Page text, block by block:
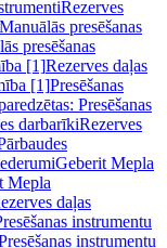
Rezerves
Manuālās presēšanas
presēšanas
[1]Rezerves daļas
[1]Presēšanas
Presēšanas
darbarīkiRezerves
Geberit Mepla
Mepla
daļas
instrumentu
instrumentu